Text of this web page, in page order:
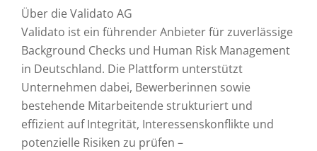
Über die Validato AG
Validato ist ein führender Anbieter für zuverlässige
Background Checks und Human Risk Management
in Deutschland. Die Plattform unterstützt
Unternehmen dabei, Bewerberinnen sowie
bestehende Mitarbeitende strukturiert und
effizient auf Integrität, Interessenskonflikte und
potenzielle Risiken zu prüfen –